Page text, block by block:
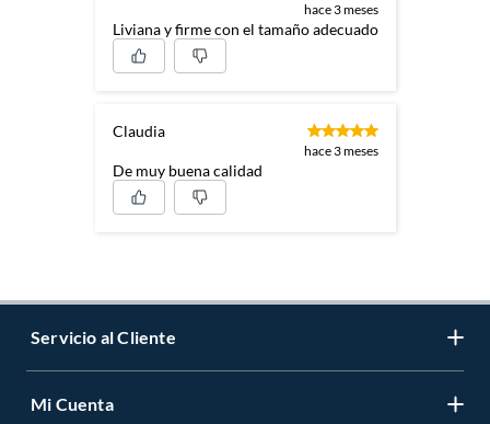
hace 3 meses
Liviana y firme con el tamaño adecuado
Claudia
hace 3 meses
De muy buena calidad
Servicio al Cliente
Contáctanos
Mi Cuenta